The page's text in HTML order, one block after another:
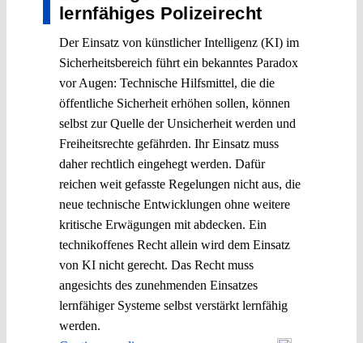
lernfähiges Polizeirecht
Der Einsatz von künstlicher Intelligenz (KI) im
Sicherheitsbereich führt ein bekanntes Paradox
vor Augen: Technische Hilfsmittel, die die
öffentliche Sicherheit erhöhen sollen, können
selbst zur Quelle der Unsicherheit werden und
Freiheitsrechte gefährden. Ihr Einsatz muss
daher rechtlich eingehegt werden. Dafür
reichen weit gefasste Regelungen nicht aus, die
neue technische Entwicklungen ohne weitere
kritische Erwägungen mit abdecken. Ein
technikoffenes Recht allein wird dem Einsatz
von KI nicht gerecht. Das Recht muss
angesichts des zunehmenden Einsatzes
lernfähiger Systeme selbst verstärkt lernfähig
werden.